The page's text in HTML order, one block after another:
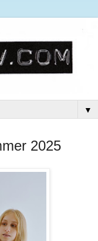
▼
2025